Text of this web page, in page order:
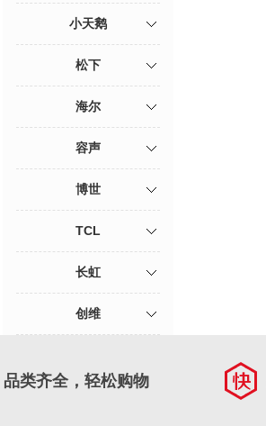
小天鹅
松下
海尔
容声
博世
TCL
长虹
创维
品类齐全，轻松购物